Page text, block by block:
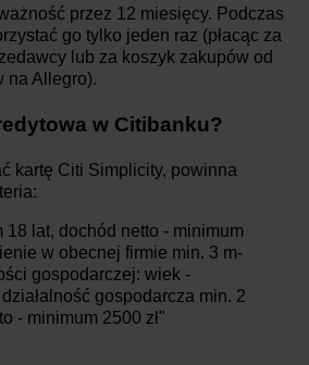
przez 12 miesięcy. Podczas
go tylko jeden raz (płacąc za
lub za koszyk zakupów od
na Allegro).
w Citibanku?
kartę Citi Simplicity, powinna
18 lat, dochód netto - minimum
w obecnej firmie min. 3 m-
gospodarczej: wiek -
gospodarcza min. 2
- minimum 2500 zł"